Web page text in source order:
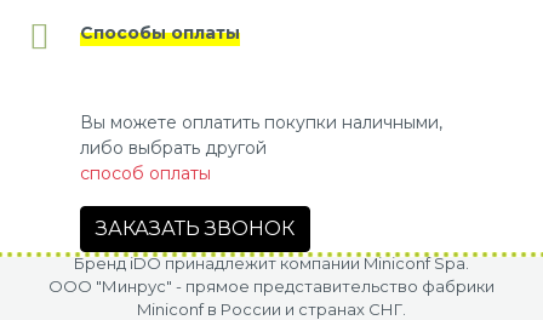
Способы оплаты
Вы можете оплатить покупки наличными,
либо выбрать другой
способ оплаты
ЗАКАЗАТЬ ЗВОНОК
Бренд iDO принадлежит компании Miniconf Spa.
OOO "Минрус" - прямое представительство фабрики
Miniconf в России и странах СНГ.